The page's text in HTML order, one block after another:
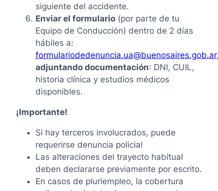
siguiente del accidente.
Enviar el formulario(por parte de tu
Equipo de Conducción) dentro de 2 días
hábiles a:
formulariodedenuncia.ua@buenosaires.gob.ar
adjuntando documentación: DNI, CUIL,
historia clínica y estudios médicos
disponibles.
¡Importante!
Si hay terceros involucrados, puede
requerirse denuncia policial
Las alteraciones del trayecto habitual
deben declararse previamente por escrito.
En casos de pluriempleo, la cobertura